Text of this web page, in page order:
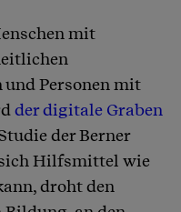
mit
und Personen mit
der digitale Graben
der Berner
sich Hilfsmittel wie
droht den